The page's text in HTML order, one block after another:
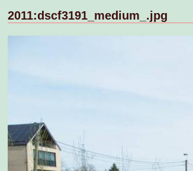
2011:dscf3191_medium_.jpg